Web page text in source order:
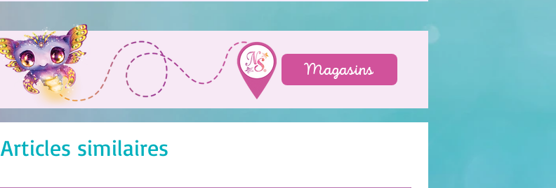
Magasins
Articles similaires